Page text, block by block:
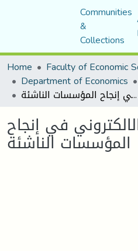
Communities
&
Collections
Home
Department of Economics
أهمية التسويق الالكتروني في إنجاح المؤسسات الناشئة
في إنجاح
المؤسسات الناشئة